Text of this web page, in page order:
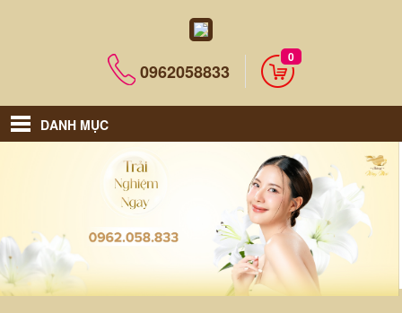
0962058833
0
DANH MỤC